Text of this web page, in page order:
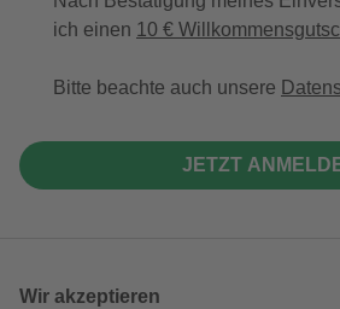
ich einen 10 €
Bitte beachte auch unsere
JETZT
Wir akzeptieren